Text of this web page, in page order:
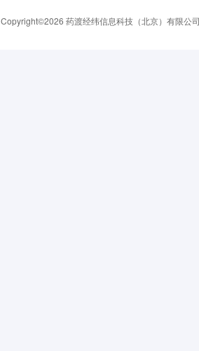
Copyright©2026 药渡经纬信息科技（北京）有限公